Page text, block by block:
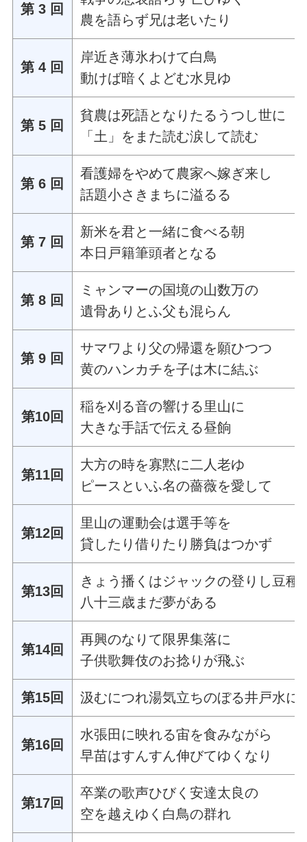
第 3 回
農を語らず兄は老いたり
第 4 回
岸近き薄氷わけて白鳥
動けば暗くよどむ水見ゆ
第 5 回
貧農は死語となりたるうつし世に
「土」をまた読む涙して読む
第 6 回
看護婦をやめて農家へ嫁ぎ来し
話題小さきまちに溢るる
第 7 回
新米を君と一緒に食べる朝
本日戸籍筆頭者となる
第 8 回
ミャンマーの国境の山数万の
遺骨ありとふ父も混らん
第 9 回
サマワより父の帰還を願ひつつ
黄のハンカチを子は木に結ぶ
第10回
稲を刈る音の響ける里山に
大きな手話で伝える昼餉
第11回
大方の時を寡黙に二人老ゆ
ピースといふ名の薔薇を愛して
第12回
里山の運動会は選手等を
貸したり借りたり勝負はつかず
第13回
きょう播くはジャックの登りし豆種
八十三歳まだ夢がある
第14回
再興のなりて限界集落に
子供歌舞伎のお捻りが飛ぶ
第15回 汲むにつれ湯気立ちのぼる井戸水に
第16回
水張田に映れる宙を食みながら
早苗はすんすん伸びてゆくなり
第17回
卒業の歌声ひびく安達太良の
空を越えゆく白鳥の群れ